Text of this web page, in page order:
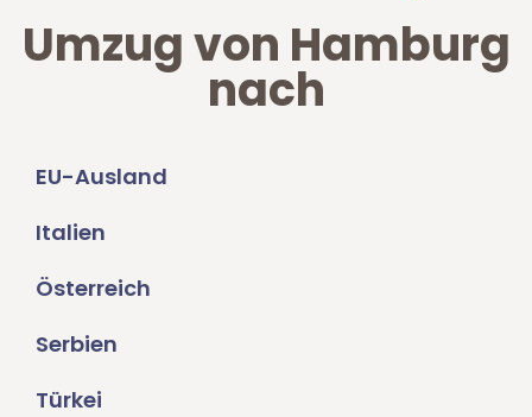
Umzug von Hamburg
nach
EU-Ausland
Italien
Österreich
Serbien
Türkei